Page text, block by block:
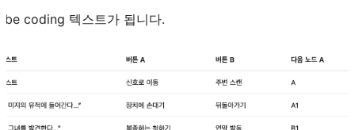
coding 텍스트가 됩니다.